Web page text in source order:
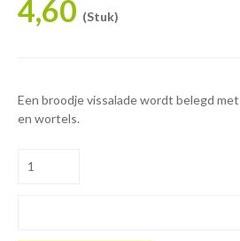
4,60 (Stuk)
Een broodje vissalade wordt belegd
en wortels.